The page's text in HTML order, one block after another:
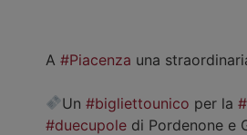
A #Piacenza una
Un#bigliettounico per la
#duecupole di Pordenone e